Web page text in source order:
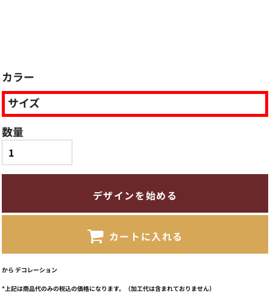
カラー
サイズ
数量
デザインを始める
カートに入れる
から デコレーション
*上記は商品代のみの税込の価格になります。（加工代は含まれておりません）